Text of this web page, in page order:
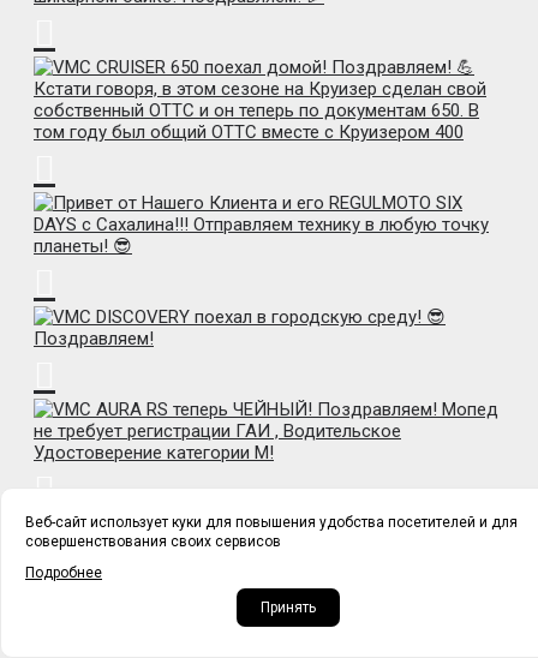
Веб-сайт использует куки для повышения удобства посетителей и для
совершенствования своих сервисов
Подробнее
Принять